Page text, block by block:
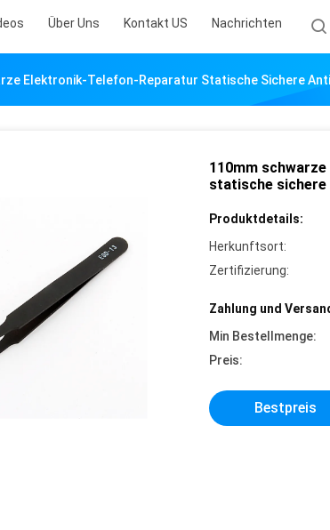
Über Uns Kontakt US Nachrichten
Elektronik-Telefon-Reparatur Statische Sichere
110mm
statische
Produktdetails:
Herkunftsort:
Zertifizierung:
Zahlung und
Min Bestellmenge:
Preis:
Bestpreis